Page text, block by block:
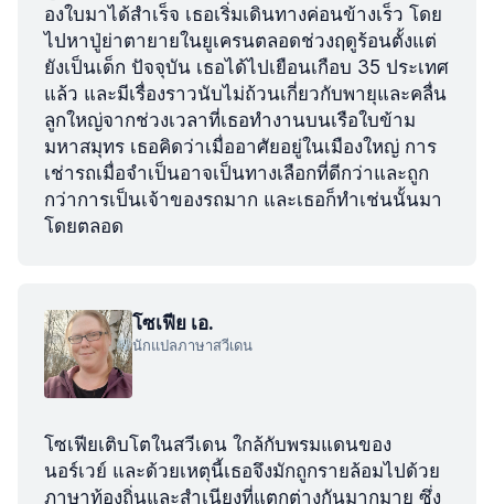
องใบมาได้สำเร็จ เธอเริ่มเดินทางค่อนข้างเร็ว โดย
ไปหาปู่ย่าตายายในยูเครนตลอดช่วงฤดูร้อนตั้งแต่
ยังเป็นเด็ก ปัจจุบัน เธอได้ไปเยือนเกือบ 35 ประเทศ
แล้ว และมีเรื่องราวนับไม่ถ้วนเกี่ยวกับพายุและคลื่น
ลูกใหญ่จากช่วงเวลาที่เธอทำงานบนเรือใบข้าม
มหาสมุทร เธอคิดว่าเมื่ออาศัยอยู่ในเมืองใหญ่ การ
เช่ารถเมื่อจำเป็นอาจเป็นทางเลือกที่ดีกว่าและถูก
กว่าการเป็นเจ้าของรถมาก และเธอก็ทำเช่นนั้นมา
โดยตลอด
โซเฟีย เอ.
นักแปลภาษาสวีเดน
โซเฟียเติบโตในสวีเดน ใกล้กับพรมแดนของ
นอร์เวย์ และด้วยเหตุนี้เธอจึงมักถูกรายล้อมไปด้วย
ภาษาท้องถิ่นและสำเนียงที่แตกต่างกันมากมาย ซึ่ง